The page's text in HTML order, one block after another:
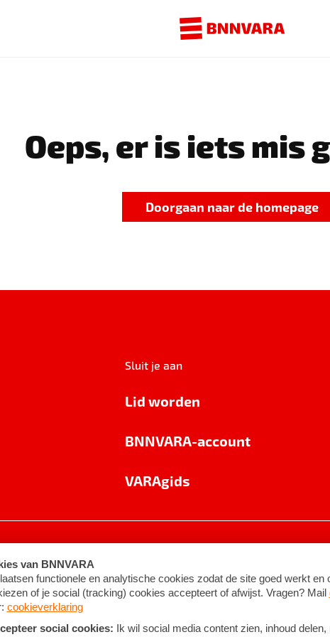
Oeps, er is iets mis
Doorgaan naar de homepage
Sluit je aan
Lid worden
BNNVARA-account
VARAgids
Algemene voorwaarden ©2026BNNVARA